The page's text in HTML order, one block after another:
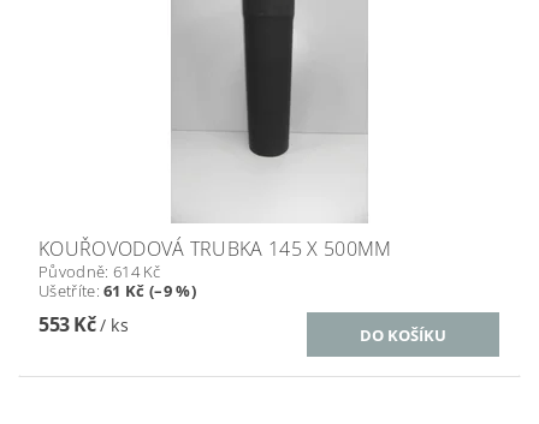
KOUŘOVODOVÁ TRUBKA 145 X 500MM
Původně: 614 Kč
Ušetříte:61 Kč (–9 %)
553 Kč/ ks